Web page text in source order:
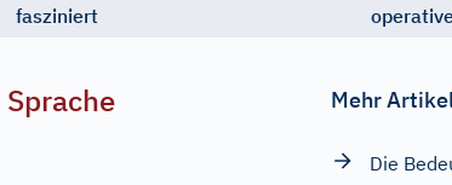
fasziniert
Mehr
Die